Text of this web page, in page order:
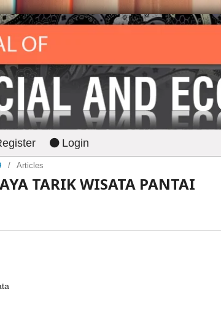
Login
/ Articles
TARIK WISATA PANTAI